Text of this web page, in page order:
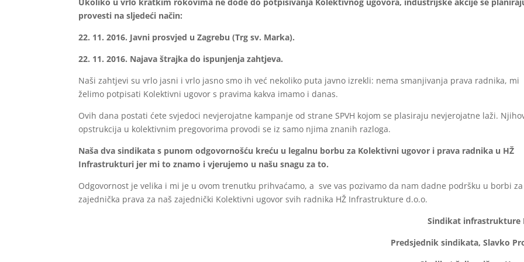
provesti na sljedeći način:
22. 11. 2016. Javni prosvjed u Zagrebu (Trg sv. Marka).
22. 11. 2016. Najava štrajka do ispunjenja zahtjeva.
Naši zahtjevi su vrlo jasni i vrlo jasno smo ih već nekoliko puta javno izrekli: nema smanjivanja prava radnika, mi
želimo potpisati Kolektivni ugovor s pravima kakva imamo i danas.
Ovih dana postati ćete svjedoci nevjerojatne kampanje od strane SPVH kojom se plasiraju nevjerojatne laži.
opstrukcija u kolektivnim pregovorima provodi se iz samo njima znanih razloga.
Naša dva sindikata s punom odgovornošću kreću u legalnu borbu za Kolektivni ugovor i prava radnika u HŽ
Infrastrukturi jer mi to znamo i vjerujemo u našu snagu za to.
Odgovornost je velika i mi je u ovom trenutku prihvaćamo, a sve vas pozivamo da nam dadne podršku u borbi za
zajednička prava za naš zajednički Kolektivni ugovor svih radnika HŽ Infrastrukture d.o.o.
Sindikat infrastrukture
Predsjednik sindikata, Slavko